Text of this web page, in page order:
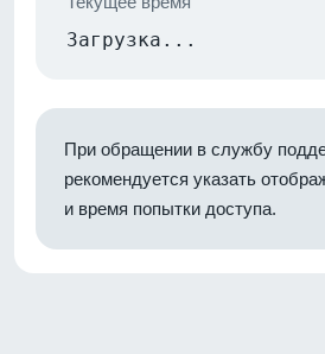
Загрузка...
При обращении в службу
рекомендуется указать
и время попытки доступа.